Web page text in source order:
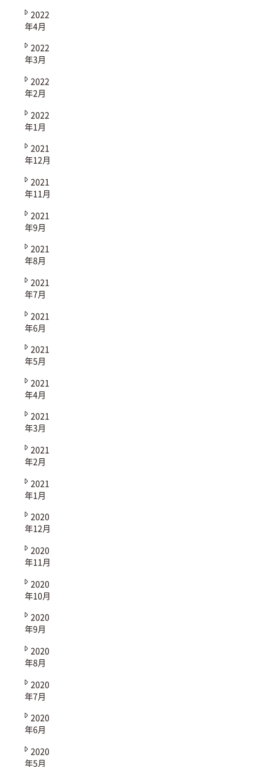
2022
年4月
2022
年3月
2022
年2月
2022
年1月
2021
年12月
2021
年11月
2021
年9月
2021
年8月
2021
年7月
2021
年6月
2021
年5月
2021
年4月
2021
年3月
2021
年2月
2021
年1月
2020
年12月
2020
年11月
2020
年10月
2020
年9月
2020
年8月
2020
年7月
2020
年6月
2020
年5月